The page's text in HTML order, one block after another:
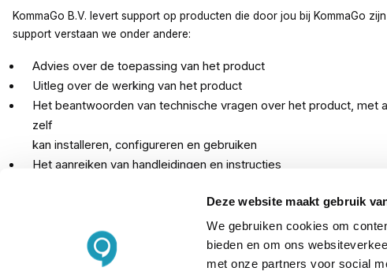
Deze website maakt gebruik
We gebruiken cookies om
bieden en om ons
met onze partners voor social
KommaGo B.V. levert support op producten die door jou bij KommaGo
support verstaan we onder andere:
Advies over de toepassing van het product
Uitleg over de werking van het product
Het beantwoorden van technische vragen over het product, met
zelf
kan installeren, configureren en gebruiken
Het aanreiken van handleidingen en instructies
Support fabrikanten
Veel van onze fabrikanten en partners leveren ook direct support aan jou